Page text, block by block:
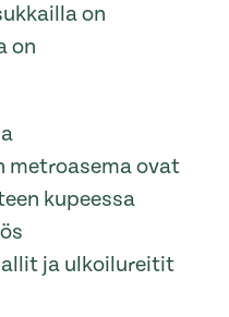
on
on
metroasema ovat
kupeessa
ja ulkoilureitit